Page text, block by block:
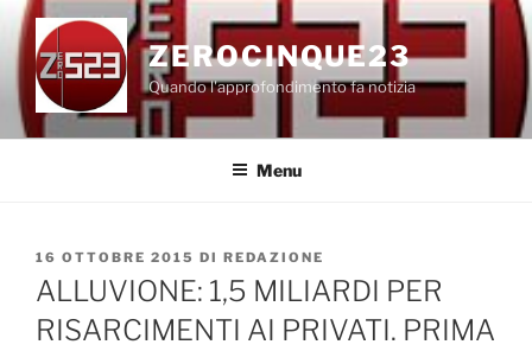
Salta
contenuto
ZEROCINQUE23
Quando l'approfondimento fa notizia
Menu
PUBBLICATO
IL
16 OTTOBRE 2015 DI REDAZIONE
ALLUVIONE: 1,5 MILIARDI PER
RISARCIMENTI AI PRIVATI. PRIMA